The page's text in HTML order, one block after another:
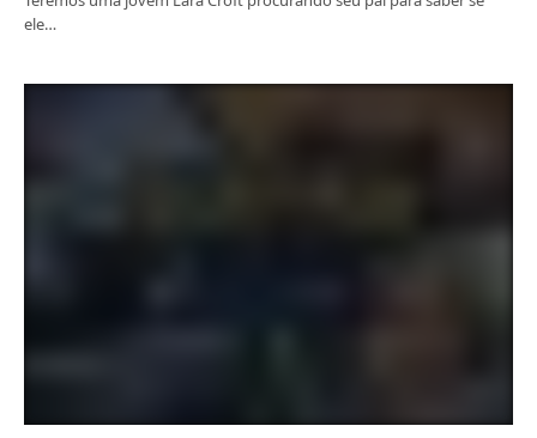
ele…